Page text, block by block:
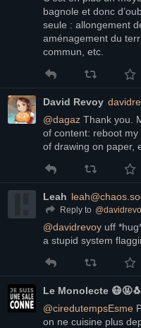
bagnole et donc
seule : allongement
aménagement du
commun, etc.
David Revoy
@dagaz Thank you.
of content: reboot
of drawing on paper,
Leah
Reply to @
@davidrevoy uff
a stupid system
Le Monolecte 😷🤬🐧
@ciredutempsEsme
on ne cuisine plus